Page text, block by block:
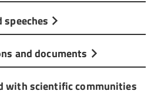
and documents
with scientific communities